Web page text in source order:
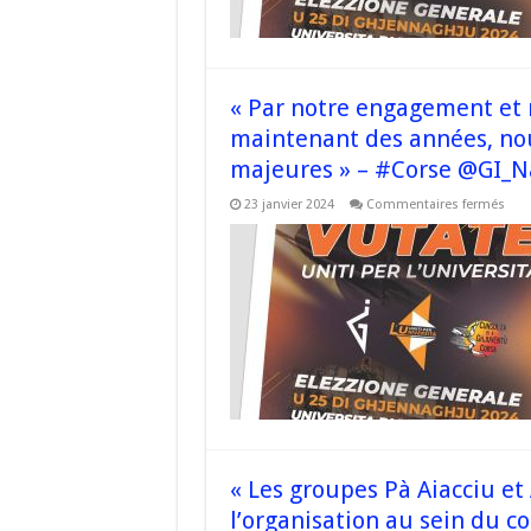
–
« Par notre engagement
maintenant des années,
majeures » – #Corse
23 janvier 2024 Commentaires ferméssur
et
des
nous
avons
pu
« Les groupes Pà Aiacciu
l’organisation au sein du